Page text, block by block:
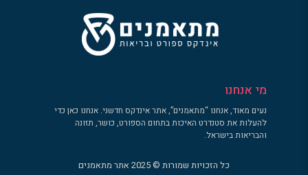
מי אנחנו
נעים מאוד, אנחנו “מתאמנים”, אתר אינדקס חדשני. אנחנו כאן כדי
להעלות את סטנדרט האיכות בתחום הספורט, כושר, תזונה
והבריאות בישראל.
כל הזכויות שמורות © 2025 אתר מתאמנים